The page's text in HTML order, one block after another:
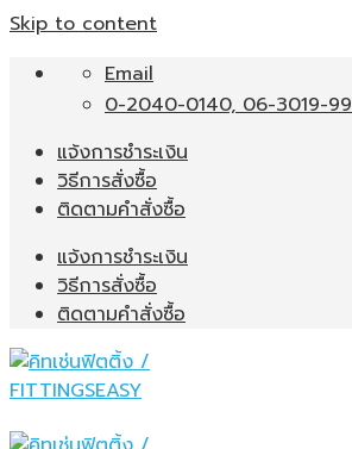
Skip to content
Email
0-2040-0140, 06-3019-
แจ้งการชำระเงิน
วิธีการสั่งซื้อ
ติดตามคำสั่งซื้อ
แจ้งการชำระเงิน
วิธีการสั่งซื้อ
ติดตามคำสั่งซื้อ